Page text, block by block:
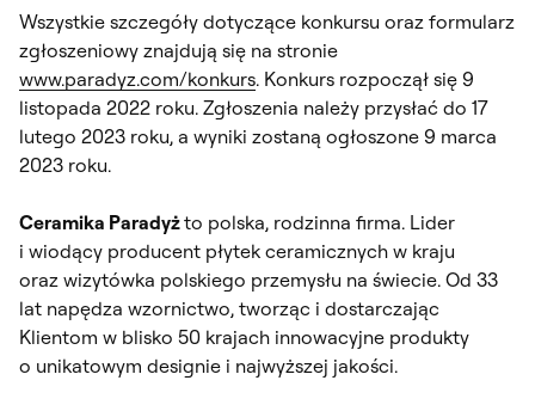
Wszystkie szczegóły dotyczące konkursu oraz formularz
zgłoszeniowy znajdują się na stronie
www.paradyz.com/konkurs. Konkurs rozpoczął się 9
listopada 2022 roku. Zgłoszenia należy przysłać do 17
lutego 2023 roku, a wyniki zostaną ogłoszone 9 marca
2023 roku.
Ceramika Paradyżto polska, rodzinna firma. Lider
i wiodący producent płytek ceramicznych w kraju
oraz wizytówka polskiego przemysłu na świecie. Od 33
lat napędza wzornictwo, tworząc i dostarczając
Klientom w blisko 50 krajach innowacyjne produkty
o unikatowym designie i najwyższej jakości.